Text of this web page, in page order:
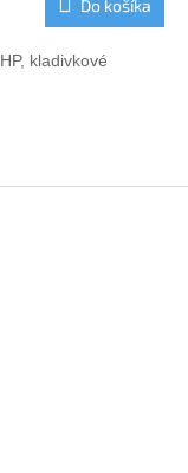
M
Do košíka
kladivkové